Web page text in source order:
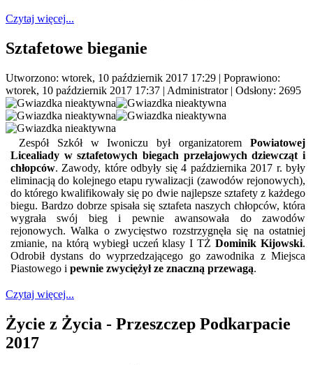
Czytaj więcej...
Sztafetowe bieganie
Utworzono: wtorek, 10 październik 2017 17:29 | Poprawiono:
wtorek, 10 październik 2017 17:37 | Administrator| Odsłony: 2695
Zespół Szkół w Iwoniczu był organizatorem Powiatowej
Licealiady w sztafetowych biegach przełajowych dziewcząt i
chłopców. Zawody, które odbyły się 4 października 2017 r. były
eliminacją do kolejnego etapu rywalizacji (zawodów rejonowych),
do którego kwalifikowały się po dwie najlepsze sztafety z każdego
biegu. Bardzo dobrze spisała się sztafeta naszych chłopców, która
wygrała swój bieg i pewnie awansowała do zawodów
rejonowych. Walka o zwycięstwo rozstrzygnęła się na ostatniej
zmianie, na którą wybiegł uczeń klasy I TŻDominik Kijowski.
Odrobił dystans do wyprzedzającego go zawodnika z Miejsca
Piastowego i pewnie zwyciężył ze znaczną przewagą.
Czytaj więcej...
Życie z Życia - Przeszczep Podkarpacie
2017